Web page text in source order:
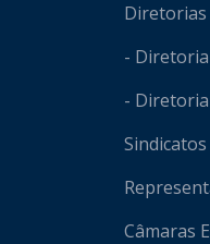
Diretorias
-
-
Sindicatos
Câmaras